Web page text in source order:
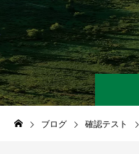
ブログ 確認テスト